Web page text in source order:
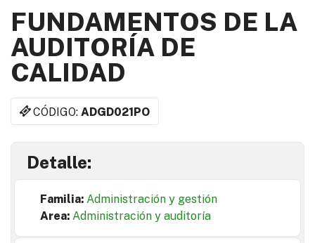
FUNDAMENTOS DE LA
AUDITORÍA DE
CALIDAD
CÓDIGO:ADGD021PO
Detalle:
Familia: Administración y gestión
Area: Administración y auditoría